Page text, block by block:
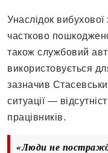
Унаслідок вибухової
частково
також службовий
використовується
зазначив
ситуації —
працівників.
«Люди не